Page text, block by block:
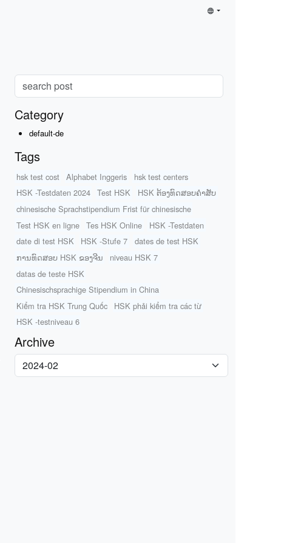
Category
default-de
Tags
hsk test cost Alphabet Inggeris
hsk test centers
HSK -Testdaten 2024
Test HSK
HSK ຕ້ອງທົດສອບຄໍາສັບ
chinesische Sprachstipendium Frist für chinesische
Test HSK en ligne
Tes HSK Online
HSK -Testdaten
date di test HSK
HSK -Stufe 7
dates de test HSK
ການທົດສອບ HSK ຂອງຈີນ
niveau HSK 7
datas de teste HSK
Chinesischsprachige Stipendium in China
Kiểm tra HSK Trung Quốc
HSK phải kiểm tra các từ
HSK -testniveau 6
Archive